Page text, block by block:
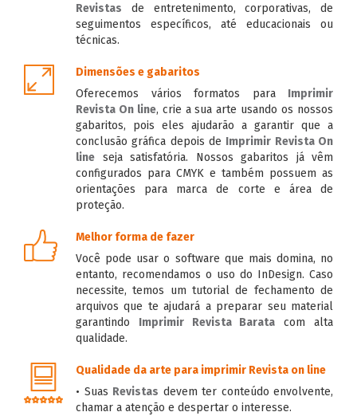
Revistas de entretenimento, corporativas, de
seguimentos específicos, até educacionais ou
técnicas.
Dimensões e gabaritos
Oferecemos vários formatos para Imprimir
Revista On line, crie a sua arte usando os nossos
gabaritos, pois eles ajudarão a garantir que a
conclusão gráfica depois de Imprimir Revista On
line seja satisfatória. Nossos gabaritos já vêm
configurados para CMYK e também possuem as
orientações para marca de corte e área de
proteção.
Melhor forma de fazer
Você pode usar o software que mais domina, no
entanto, recomendamos o uso do InDesign. Caso
necessite, temos um tutorial de fechamento de
arquivos que te ajudará a preparar seu material
garantindo Imprimir Revista Barata com alta
qualidade.
Qualidade da arte para imprimir Revista on line
• Suas Revistas devem ter conteúdo envolvente,
chamar a atenção e despertar o interesse.